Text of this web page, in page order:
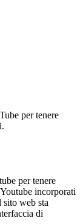
per tenere
per tenere
incorporati
sito web sta
di